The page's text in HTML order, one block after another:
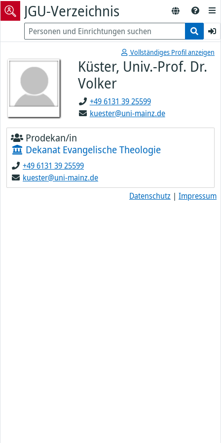
JGU-Verzeichnis
Vollständiges Profil anzeigen
Küster, Univ.-Prof. Dr.
Volker
+49 6131 39 25599
kuester@uni-mainz.de
Prodekan/in
Dekanat Evangelische Theologie
+49 6131 39 25599
kuester@uni-mainz.de
Datenschutz | Impressum